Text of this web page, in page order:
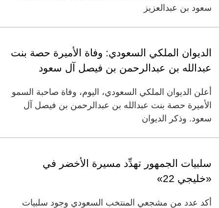
سعود بن عبدالعزيز
الديوان الملكي السعودي: وفاة الأميرة حصة بنت
عبدالله بن عبدالرحمن بن فيصل آل سعود
أعلن الديوان الملكي السعودي، اليوم، وفاة صاحبة السمو
الأميرة حصة بنت عبدالله بن عبدالرحمن بن فيصل آل
سعود. وذكر الديوان
سلبيات الجمهور تهدِّد مسيرة الأخضر في
«خليجي 22»
أكد عدد من مشجعي المنتخب السعودي وجود سلبيات